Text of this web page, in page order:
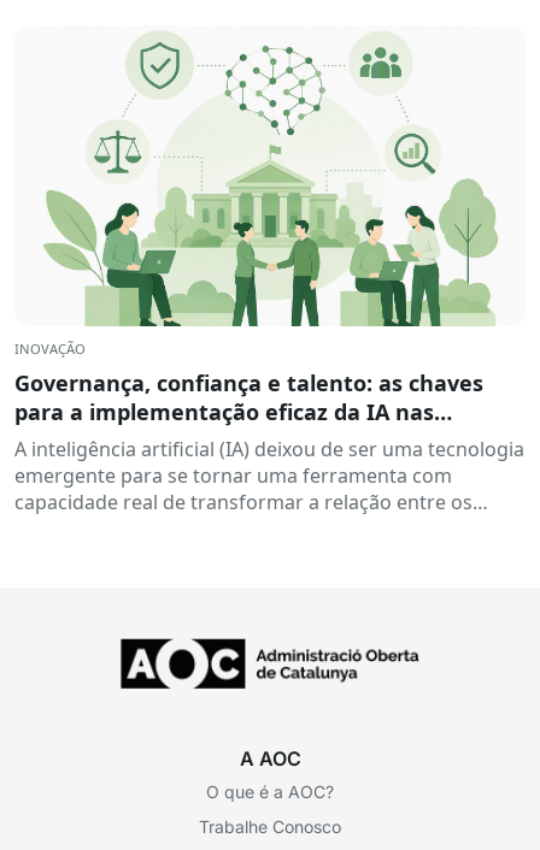
INOVAÇÃO
Governança, confiança e talento: as chaves
para a implementação eficaz da IA ​​nas
administrações.
A inteligência artificial (IA) deixou de ser uma tecnologia
emergente para se tornar uma ferramenta com
capacidade real de transformar a relação entre os
A AOC
O que é a AOC?
Trabalhe Conosco